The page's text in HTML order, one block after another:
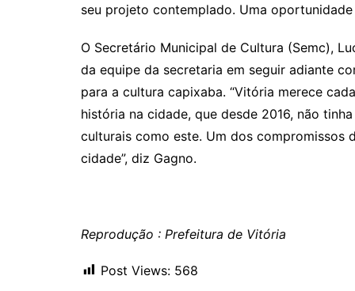
seu projeto contemplado. Uma
O Secretário Municipal de Cultura (Semc),
da equipe da secretaria em seguir adiante
para a cultura capixaba. “Vitória merece
história na cidade, que desde 2016, não
culturais como este. Um dos compromissos
cidade”, diz Gagno.
Reprodução : Prefeitura de Vitória
Post Views: 568